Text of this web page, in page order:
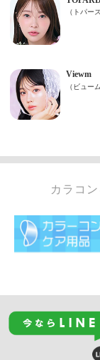
カラコ